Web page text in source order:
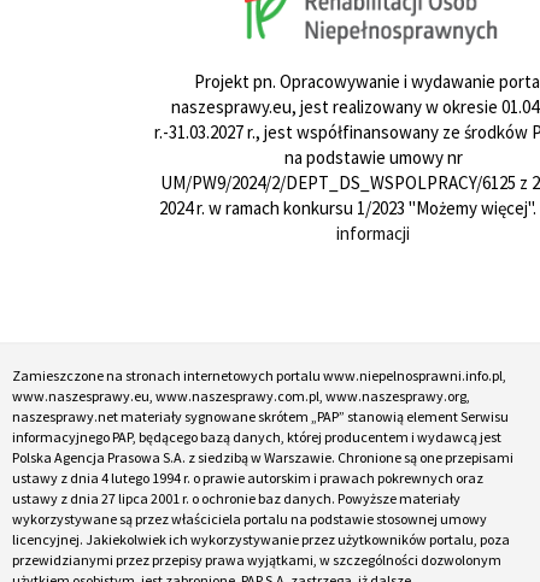
Projekt pn. Opracowywanie i wydawanie
naszesprawy.eu, jest realizowany w okresie
r.-31.03.2027 r., jest współfinansowany ze środków
na podstawie umowy nr
UM/PW9/2024/2/DEPT_DS_WSPOLPRACY/6125 z
2024 r. w ramach konkursu 1/2023 "Możemy więcej".
informacji
Zamieszczone na stronach internetowych portalu www.niepelnosprawni.info.pl,
www.naszesprawy.eu, www.naszesprawy.com.pl, www.naszesprawy.org,
naszesprawy.net materiały sygnowane skrótem „PAP” stanowią element Serwisu
informacyjnego PAP, będącego bazą danych, której producentem i wydawcą jest
Polska Agencja Prasowa S.A. z siedzibą w Warszawie. Chronione są one przepisami
ustawy z dnia 4 lutego 1994 r. o prawie autorskim i prawach pokrewnych oraz
ustawy z dnia 27 lipca 2001 r. o ochronie baz danych. Powyższe materiały
wykorzystywane są przez właściciela portalu na podstawie stosownej umowy
licencyjnej. Jakiekolwiek ich wykorzystywanie przez użytkowników portalu, poza
przewidzianymi przez przepisy prawa wyjątkami, w szczególności dozwolonym